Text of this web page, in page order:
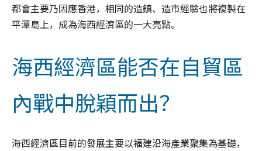
都會主要乃因應香港，相同的造鎮、造市經驗也將複製在
平潭島上，成為海西經濟區的一大亮點。
海西經濟區能否在自貿區
內戰中脫穎而出？
海西經濟區目前的發展主要以福建沿海產業聚集為基礎，